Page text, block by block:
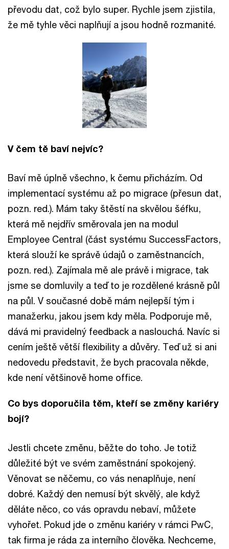
převodu dat, což bylo super. Rychle jsem zjistila,
že mě tyhle věci naplňují a jsou hodně rozmanité.
V čem tě baví nejvíc?
Baví mě úplně všechno, k čemu přicházím. Od
implementací systému až po migrace (přesun dat,
pozn. red.). Mám taky štěstí na skvělou šéfku,
která mě nejdřív směrovala jen na modul
Employee Central (část systému SuccessFactors,
která slouží ke správě údajů o zaměstnancích,
pozn. red.). Zajímala mě ale právě i migrace, tak
jsme se domluvily a teď to je rozdělené krásně půl
na půl. V současné době mám nejlepší tým i
manažerku, jakou jsem kdy měla. Podporuje mě,
dává mi pravidelný feedback a naslouchá. Navíc si
cením ještě větší flexibility a důvěry. Teď už si ani
nedovedu představit, že bych pracovala někde,
kde není většinově home office.
Co bys doporučila těm, kteří se změny kariéry
bojí?
Jestli chcete změnu, běžte do toho. Je totiž
důležité být ve svém zaměstnání spokojený.
Věnovat se něčemu, co vás nenaplňuje, není
dobré. Každý den nemusí být skvělý, ale když
děláte něco, co vás opravdu nebaví, můžete
vyhořet. Pokud jde o změnu kariéry v rámci PwC,
tak firma je ráda za interního člověka. Nechceme,